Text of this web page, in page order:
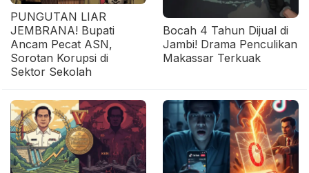
PUNGUTAN LIAR
JEMBRANA! Bupati
Ancam Pecat ASN,
Sorotan Korupsi di
Sektor Sekolah
Bocah 4 Tahun Dijual di
Jambi! Drama Penculikan
Makassar Terkuak